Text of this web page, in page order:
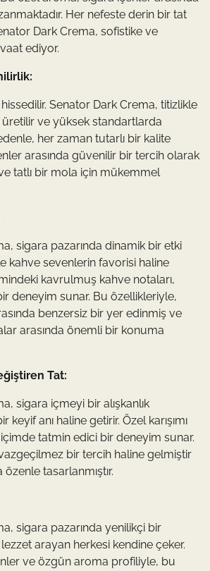
Her nefeste derin bir tat
Dark Crema, sofistike ve
ediyor.
Senator Dark Crema, titizlikle
ve yüksek standartlarda
her zaman tutarlı bir kalite
arasında güvenilir bir tercih olarak
ve tatlı bir mola için mükemmel
sigara pazarında dinamik bir etki
kahve sevenlerin favorisi haline
kavrulmuş kahve notaları,
bir deneyim sunar. Bu özellikleriyle,
benzersiz bir yer edinmiş ve
arasında önemli bir konuma
Tat:
sigara içmeyi bir alışkanlık
keyif anı haline getirir. Özel karışımı
tatmin edici bir deneyim sunar.
bir tercih haline gelmiştir
tasarlanmıştır.
sigara pazarında yenilikçi bir
arayan herkesi kendine çeker.
ve özgün aroma profiliyle, bu